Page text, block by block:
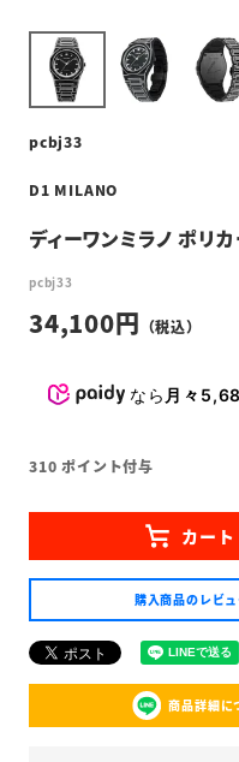
pcbj33
D1 MILANO
ディーワンミラノ ポリ
pcbj33
34,100
なら 月々
310 ポイント付与
購入商品のレビ
商品詳細に